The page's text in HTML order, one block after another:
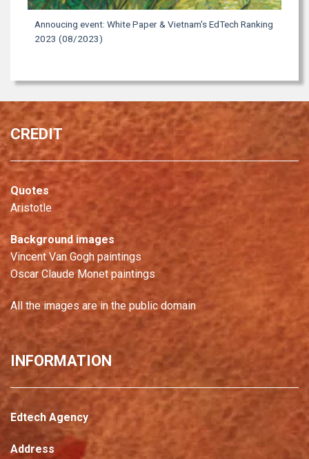
Annoucing event: White Paper & Vietnam's EdTech Ranking
2023 (08/2023)
CREDIT
Quotes
Aristotle
Background images
Vincent Van Gogh paintings
Oscar Claude Monet paintings
All the images are in the public domain
INFORMATION
Edtech Agency
Address